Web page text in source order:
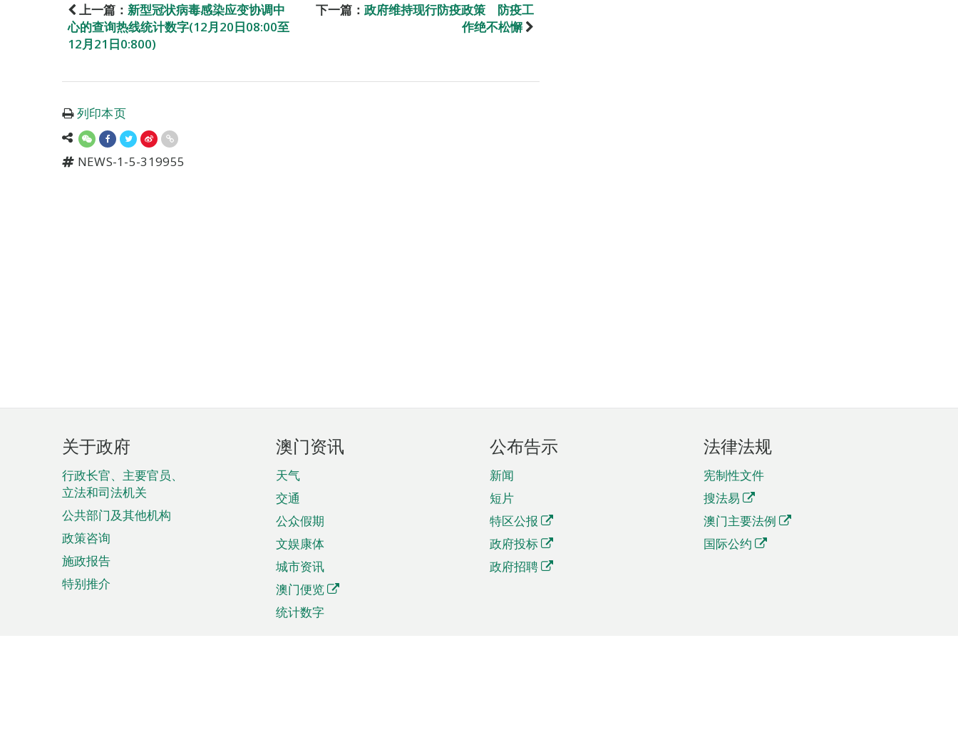
上一篇： 新型冠状病毒感染应变协调中
心的查询热线统计数字(12月20日08:00至
12月21日0:800)
下一篇： 政府维持现行防疫政策 防疫工
作绝不松懈
列印本页
NEWS-1-5-319955
页
脚
菜
单
关于政府
行政长官、主要官员、
立法和司法机关
公共部门及其他机构
政策咨询
施政报告
特别推介
澳门资讯
天气
交通
公众假期
文娱康体
城市资讯
澳门便览
统计数字
公布告示
新闻
短片
特区公报
政府投标
政府招聘
法律法规
宪制性文件
搜法易
澳门主要法例
国际公约